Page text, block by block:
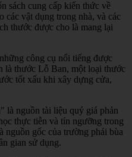
sách cung cấp kiến thức về
các vật dụng trong nhà, và các
thước được cho là mang lại
công cụ nổi tiếng được
là thước Lỗ Ban, một loại thước
tốt xấu khi xây dựng cửa,
là nguồn tài liệu quý giá phản
thực tiễn và tín ngưỡng trong
nguồn gốc của trường phái bùa
gian sử dụng.